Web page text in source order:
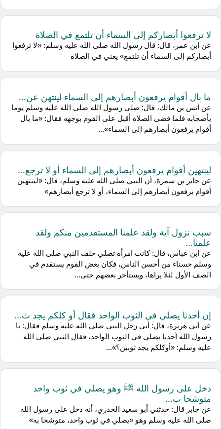
لا ترفعوا أبصاركم إلى السماء أن تلتمع في الصلاة
عن ابن عمر، قال: قال رسول الله صلى الله عليه وسلم: «لا ترفعوا
أبصاركم إلى السماء أن تلتمع» يعني في الصلاة
ما بال أقوام يرفعون أبصارهم إلى السماء لينتهن عن...
عن أنس بن مالك، قال: صلى رسول الله صلى الله عليه وسلم يوما
بأصحابه فلما قضى الصلاة أقبل على القوم بوجهه فقال: «ما بال
أقوام يرفعون أبصارهم إلى السماء»...
لينتهين أقوام يرفعون أبصارهم إلى السماء أو لا ترجع...
عن جابر بن سمرة، أن النبي صلى الله عليه وسلم، قال: «لينتهين
أقوام يرفعون أبصارهم إلى السماء، أو لا ترجع أبصارهم»
سبب نزول آية ولقد علمنا المستقدمين منكم ولقد
علمنا...
عن ابن عباس، قال: كانت امرأة تصلي خلف النبي صلى الله عليه
وسلم حسناء من أحسن الناس، فكان بعض القوم يستقدم في
الصف الأول لئلا يراها، ويستأخر بعضهم حتى...
إن أحدنا يصلي في الثوب الواحد فقال أو كلكم يجد ث...
عن أبي هريرة، قال: أتى رجل النبي صلى الله عليه وسلم فقال: يا
رسول الله أحدنا يصلي في الثوب الواحد، فقال النبي صلى الله
عليه وسلم: «أوكلكم يجد ثوبين؟»...
دخل على رسول الله ﷺ وهو يصلي في ثوب واحد
متوشحا ب...
عن جابر قال: حدثني أبو سعيد الخدري، أنه دخل على رسول الله
صلى الله عليه وسلم وهو «يصلي في ثوب واحد، متوشحا به»